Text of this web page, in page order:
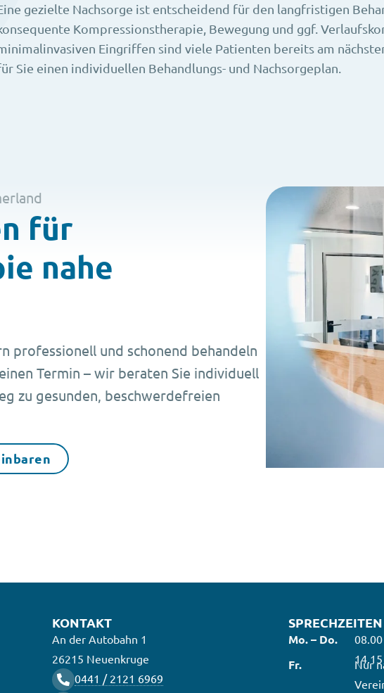
gezielte Nachsorge ist entscheidend für den langfristigen
Kompressionstherapie, Bewegung und ggf.
Eingriffen sind viele Patienten bereits am
Sie einen individuellen Behandlungs- und Nachsorgeplan.
für
nahe
professionell und schonend behandeln
Termin – wir beraten Sie individuell
zu gesunden, beschwerdefreien
KONTAKT
An der Autobahn 1
26215 Neuenkruge
0441 / 2121 6969
SPRECHZEITEN
Mo. – Do.
Fr.
Nur